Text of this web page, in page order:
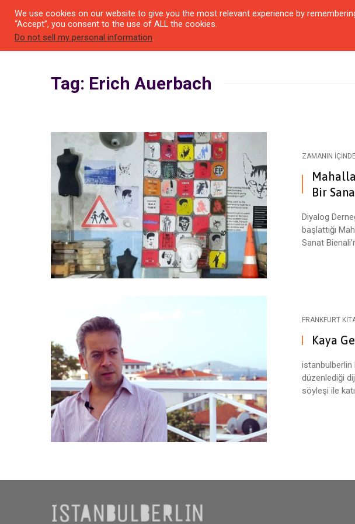
SEYIR QUARTIER
Tag: Erich Auerbach
ZAMANIN
Bir
Diyalog
başlattığı
Sanat
FRANKFURT
Kaya
istanbulberlin
düzenlediği
söyleşi ile
We use cookies on our website to give you the most relevant experience by
“Accept”, you consent to the use of ALL the cookies.
Do not sell my personal information.